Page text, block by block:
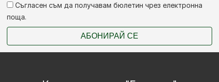
Съгласен съм да получавам бюлетин чрез електронна
поща.
АБОНИРАЙ СЕ